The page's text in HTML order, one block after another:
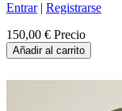
Entrar| Registrarse
150,00 € Precio
Añadir al carrito